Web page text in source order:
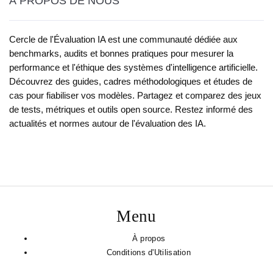
Cercle de l'Évaluation IA est une communauté dédiée aux
benchmarks, audits et bonnes pratiques pour mesurer la
performance et l'éthique des systèmes d'intelligence artificielle.
Découvrez des guides, cadres méthodologiques et études de
cas pour fiabiliser vos modèles. Partagez et comparez des jeux
de tests, métriques et outils open source. Restez informé des
actualités et normes autour de l'évaluation des IA.
Menu
À propos
Conditions d'Utilisation